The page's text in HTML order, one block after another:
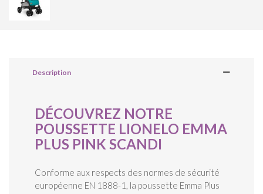
Description
DÉCOUVREZ NOTRE
POUSSETTE LIONELO EMMA
PLUS PINK SCANDI
Conforme aux respects des normes de sécurité
européenne EN 1888-1, la poussette Emma Plus